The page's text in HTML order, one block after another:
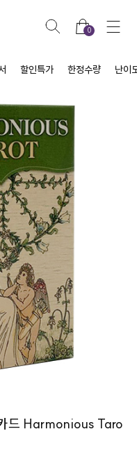
0
할인특가 한정수량 난이
드 Harmonious Taro